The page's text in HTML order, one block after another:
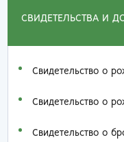
СВИДЕТЕЛЬСТВА И
Свидетельство о
Свидетельство о
Свидетельство о